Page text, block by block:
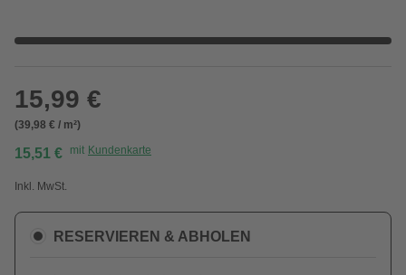
15,99 €
(39,98 € / m²)
15,51 € mit Kundenkarte
Inkl. MwSt.
RESERVIEREN & ABHOLEN